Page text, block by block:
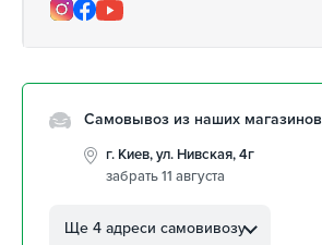
Самовывоз из наших магазинов
г. Киев, ул. Нивская, 4г
забрать 11 августа
Автолюбителей, 8а
Ще 4 адреси самовивозу